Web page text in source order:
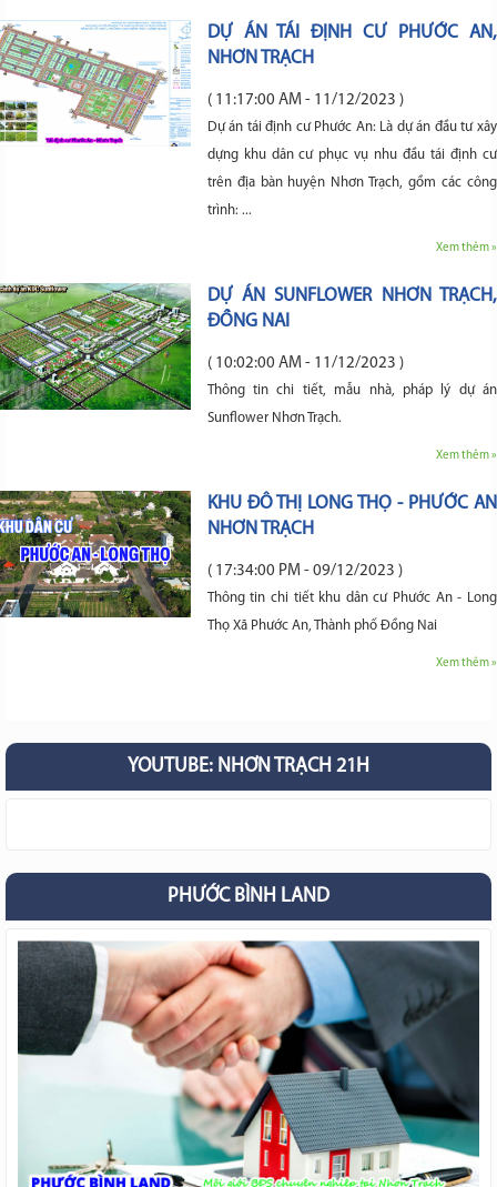
DỰ ÁN TÁI ĐỊNH CƯ PHƯỚC AN,
NHƠN TRẠCH
( 11:17:00 AM - 11/12/2023 )
Dự án tái định cư Phước An: Là dự án đầu tư xây
dựng khu dân cư phục vụ nhu đầu tái định cư
trên địa bàn huyện Nhơn Trạch, gồm các công
trình: ...
Xem thêm »
DỰ ÁN SUNFLOWER NHƠN TRẠCH,
ĐỒNG NAI
( 10:02:00 AM - 11/12/2023 )
Thông tin chi tiết, mẫu nhà, pháp lý dự án
Sunflower Nhơn Trạch.
Xem thêm »
KHU ĐÔ THỊ LONG THỌ - PHƯỚC AN
NHƠN TRẠCH
( 17:34:00 PM - 09/12/2023 )
Thông tin chi tiết khu dân cư Phước An - Long
Thọ Xã Phước An, Thành phố Đồng Nai
Xem thêm »
YOUTUBE: NHƠN TRẠCH 21H
PHƯỚC BÌNH LAND